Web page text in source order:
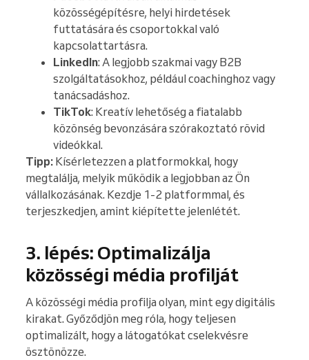
közösségépítésre, helyi hirdetések
futtatására és csoportokkal való
kapcsolattartásra.
LinkedIn: A legjobb szakmai vagy B2B
szolgáltatásokhoz, például coachinghoz vagy
tanácsadáshoz.
TikTok: Kreatív lehetőség a fiatalabb
közönség bevonzására szórakoztató rövid
videókkal.
Tipp:Kísérletezzen a platformokkal, hogy
megtalálja, melyik működik a legjobban az Ön
vállalkozásának. Kezdje 1-2 platformmal, és
terjeszkedjen, amint kiépítette jelenlétét.
3. lépés: Optimalizálja
közösségi média profilját
A közösségi média profilja olyan, mint egy digitális
kirakat. Győződjön meg róla, hogy teljesen
optimalizált, hogy a látogatókat cselekvésre
ösztönözze.